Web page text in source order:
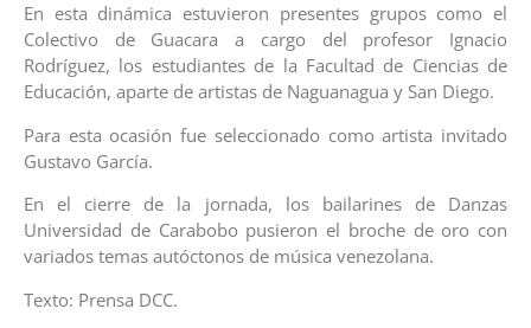
En esta dinámica estuvieron presentes grupos como el
Colectivo de Guacara a cargo del profesor Ignacio
Rodríguez, los estudiantes de la Facultad de Ciencias de
Educación, aparte de artistas de Naguanagua y San Diego.
Para esta ocasión fue seleccionado como artista invitado
Gustavo García.
En el cierre de la jornada, los bailarines de Danzas
Universidad de Carabobo pusieron el broche de oro con
variados temas autóctonos de música venezolana.
Texto: Prensa DCC.